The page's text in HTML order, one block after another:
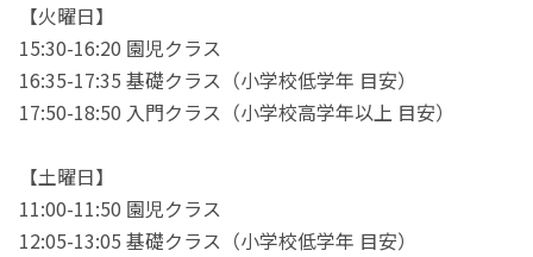
【火曜日】
15:30-16:20 園児クラス
16:35-17:35 基礎クラス（小学校低学年 目安）
17:50-18:50 入門クラス（小学校高学年以上 目安）
【土曜日】
11:00-11:50 園児クラス
12:05-13:05 基礎クラス（小学校低学年 目安）